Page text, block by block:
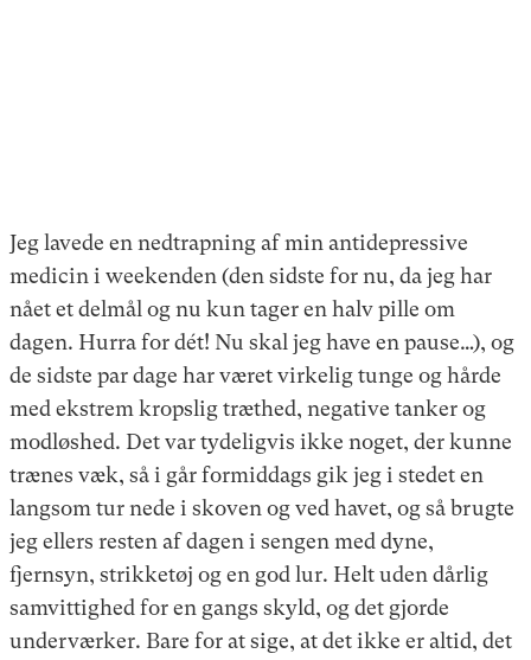
Jeg lavede en nedtrapning af min antidepressive
medicin i weekenden (den sidste for nu, da jeg har
nået et delmål og nu kun tager en halv pille om
dagen. Hurra for dét! Nu skal jeg have en pause…), og
de sidste par dage har været virkelig tunge og hårde
med ekstrem kropslig træthed, negative tanker og
modløshed. Det var tydeligvis ikke noget, der kunne
trænes væk, så i går formiddags gik jeg i stedet en
langsom tur nede i skoven og ved havet, og så brugte
jeg ellers resten af dagen i sengen med dyne,
fjernsyn, strikketøj og en god lur. Helt uden dårlig
samvittighed for en gangs skyld, og det gjorde
underværker. Bare for at sige, at det ikke er altid, det